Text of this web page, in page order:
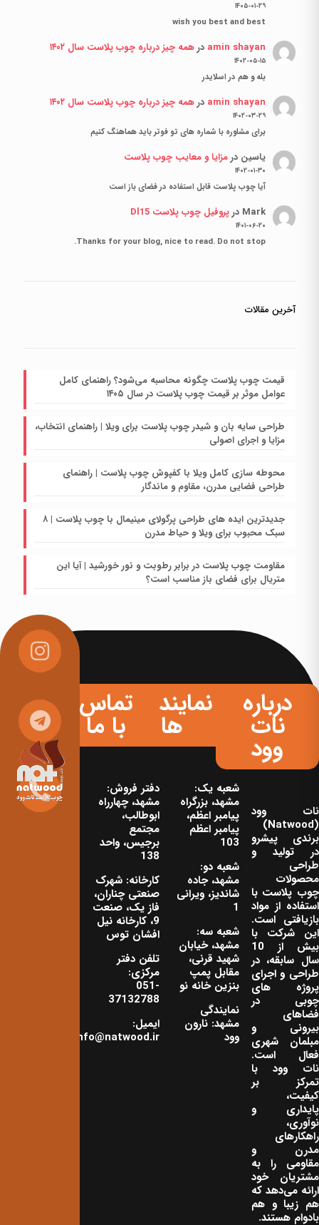
۱۴۰۵-۰۱-۲۹
wish you best and best
amin shayan درهمه چیز درباره چوب پلاست سال ۱۴۰۲
۱۴۰۲-۰۵-۱۵
بله و هم در اسلایدر
amin shayan درهمه چیز درباره چوب پلاست سال ۱۴۰۲
۱۴۰۲-۰۳-۲۹
برای مشاوره با شماره های تو فوتر باید هماهنگ کنیم
یاسین درمزایا و معایب چوب پلاست
۱۴۰۲-۰۱-۳۰
آیا چوب پلاست قابل استفاده در فضای باز است
Mark درپروفیل چوب پلاست Dl15
۱۴۰۱-۰۶-۲۰
Thanks for your blog, nice to read. Do not stop.
آخرین مقالات
قیمت چوب پلاست چگونه محاسبه می‌شود؟ راهنمای کامل
عوامل موثر بر قیمت چوب پلاست در سال ۱۴۰۵
طراحی سایه بان و شیدر چوب پلاست برای ویلا | راهنمای انتخاب،
مزایا و اجرای اصولی
محوطه سازی کامل ویلا با کفپوش چوب پلاست | راهنمای
طراحی فضایی مدرن، مقاوم و ماندگار
جدیدترین ایده های طراحی پرگولای مینیمال با چوب پلاست | ۸
سبک محبوب برای ویلا و حیاط مدرن
مقاومت چوب پلاست در برابر رطوبت و نور خورشید | آیا این
متریال برای فضای باز مناسب است؟
درباره
نات
وود
نات‌ وود
(Natwood)
برندی پیشرو
در تولید و
طراحی
محصولات
چوب پلاست با
استفاده از مواد
بازیافتی است.
این شرکت با
بیش از 10
سال سابقه، در
طراحی و اجرای
پروژه های
چوبی در
فضاهای
بیرونی و
مبلمان شهری
فعال است.
نات وود با
تمرکز بر
کیفیت،
پایداری و
نوآوری،
راهکارهای
مدرن و
مقاومی را به
مشتریان خود
ارائه می‌دهد که
هم زیبا و هم
بادوام هستند.
نمایندگی
ها
شعبه یک:
مشهد، بزرگراه
پیامبر اعظم،
پیامبر اعظم
103
شعبه دو:
مشهد، جاده
شاندیز، ویرانی
1
شعبه سه:
مشهد، خیابان
شهید قرنی،
مقابل پمپ
بنزین خانه نو
نمایندگی
مشهد: نارون
وود
تماس
با ما
دفتر فروش:
مشهد، چهارراه
ابوطالب،
مجتمع
برجیس، واحد
138
کارخانه: شهرک
صنعتی چناران،
فاز یک، صنعت
9، کارخانه نیل
افشان توس
تلفن دفتر
مرکزی:
051-
37132788
ایمیل:
info@natwood.ir